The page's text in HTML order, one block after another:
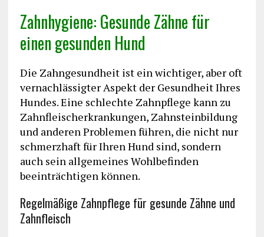
Zahnhygiene: Gesunde Zähne für
einen gesunden Hund
Die Zahngesundheit ist ein wichtiger, aber oft
vernachlässigter Aspekt der Gesundheit Ihres
Hundes. Eine schlechte Zahnpflege kann zu
Zahnfleischerkrankungen, Zahnsteinbildung
und anderen Problemen führen, die nicht nur
schmerzhaft für Ihren Hund sind, sondern
auch sein allgemeines Wohlbefinden
beeinträchtigen können.
Regelmäßige Zahnpflege für gesunde Zähne und
Zahnfleisch